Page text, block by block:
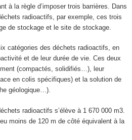
à la règle d’imposer trois barrières. Dans
radioactifs, par exemple, ces trois
de stockage et le site de stockage.
catégories des déchets radioactifs, en
et de leur durée de vie. Ces deux
(compactés, solidifiés…), leur
en colis spécifiques) et la solution de
géologique…).
radioactifs s’élève à 1 670 000 m3.
moins de 120 m de côté équivalent à la